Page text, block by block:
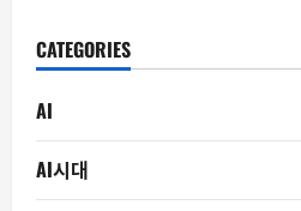
CATEGORIES
AI
AI시대